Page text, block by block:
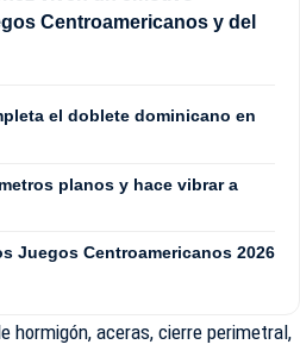
Centroamericanos y del
el doblete dominicano en
planos y hace vibrar a
Juegos Centroamericanos 2026
hormigón, aceras, cierre perimetral,